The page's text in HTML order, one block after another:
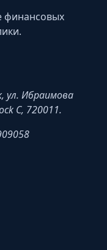
финансовых
ул. Ибраимова
C, 720011.